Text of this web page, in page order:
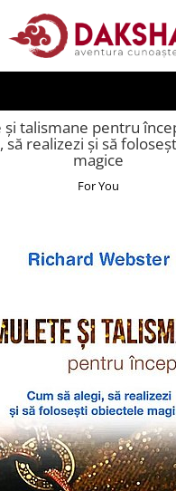
talismane pentru
să realizezi şi să
magice
For You